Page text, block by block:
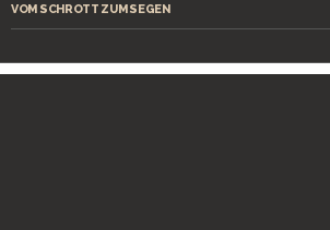
VOM SCHROTT ZUM SEGEN